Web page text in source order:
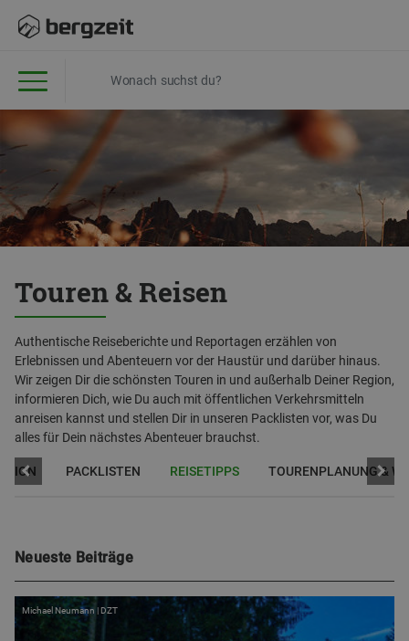
Touren & Reisen
Authentische Reiseberichte und Reportagen erzählen von
Erlebnissen und Abenteuern vor der Haustür und darüber hinaus.
Wir zeigen Dir die schönsten Touren in und außerhalb Deiner Region,
informieren Dich, wie Du auch mit öffentlichen Verkehrsmitteln
anreisen kannst und stellen Dir in unseren Packlisten vor, was Du
alles für Dein nächstes Abenteuer brauchst.
PACKLISTEN REISETIPPS TOURENPLANUNG &
Neueste Beiträge
Michael Neumann | DZT